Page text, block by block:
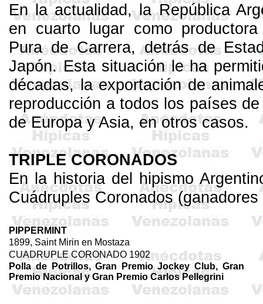
En la actualidad,la República
en cuarto lugar como
Pura de Carrera, detrás de
Japón. Esta situación le ha
décadas, la exportación de
reproducción a todos los países
de Europa y Asia, en otros casos.
TRIPLE CORONADOS
En la historia del hipismo
Cuádruples Coronados
PIPPERMINT
1899, Saint Mirin en Mostaza
CUADRUPLE CORONADO 1902
Polla de Potrillos, Gran Premio Jockey Club, Gran
Premio Nacional y Gran Premio Carlos Pellegrini